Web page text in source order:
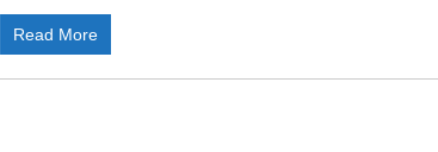
Read More